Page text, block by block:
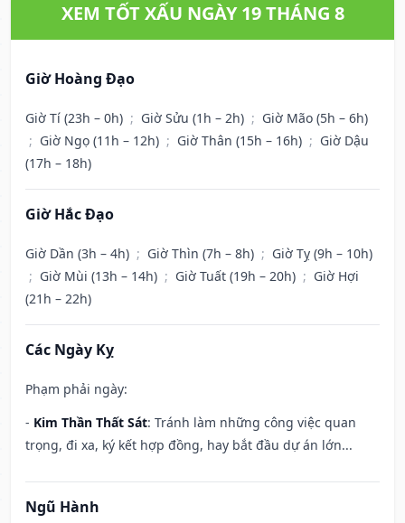
XEM TỐT XẤU NGÀY 19 THÁNG 8
Giờ Hoàng Đạo
Giờ Tí (23h – 0h) ; Giờ Sửu (1h – 2h) ; Giờ Mão (5h – 6h)
; Giờ Ngọ (11h – 12h) ; Giờ Thân (15h – 16h) ; Giờ Dậu
(17h – 18h)
Giờ Hắc Đạo
Giờ Dần (3h – 4h) ; Giờ Thìn (7h – 8h) ; Giờ Tỵ (9h – 10h)
; Giờ Mùi (13h – 14h) ; Giờ Tuất (19h – 20h) ; Giờ Hợi
(21h – 22h)
Các Ngày Kỵ
Phạm phải ngày:
- Kim Thần Thất Sát: Tránh làm những công việc quan
trọng, đi xa, ký kết hợp đồng, hay bắt đầu dự án lớn...
Ngũ Hành